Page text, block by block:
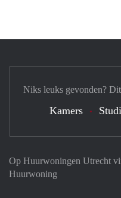
Op Huurwoningen Utrecht
Huurwoning
Niks leuks gevonden?
Kamers